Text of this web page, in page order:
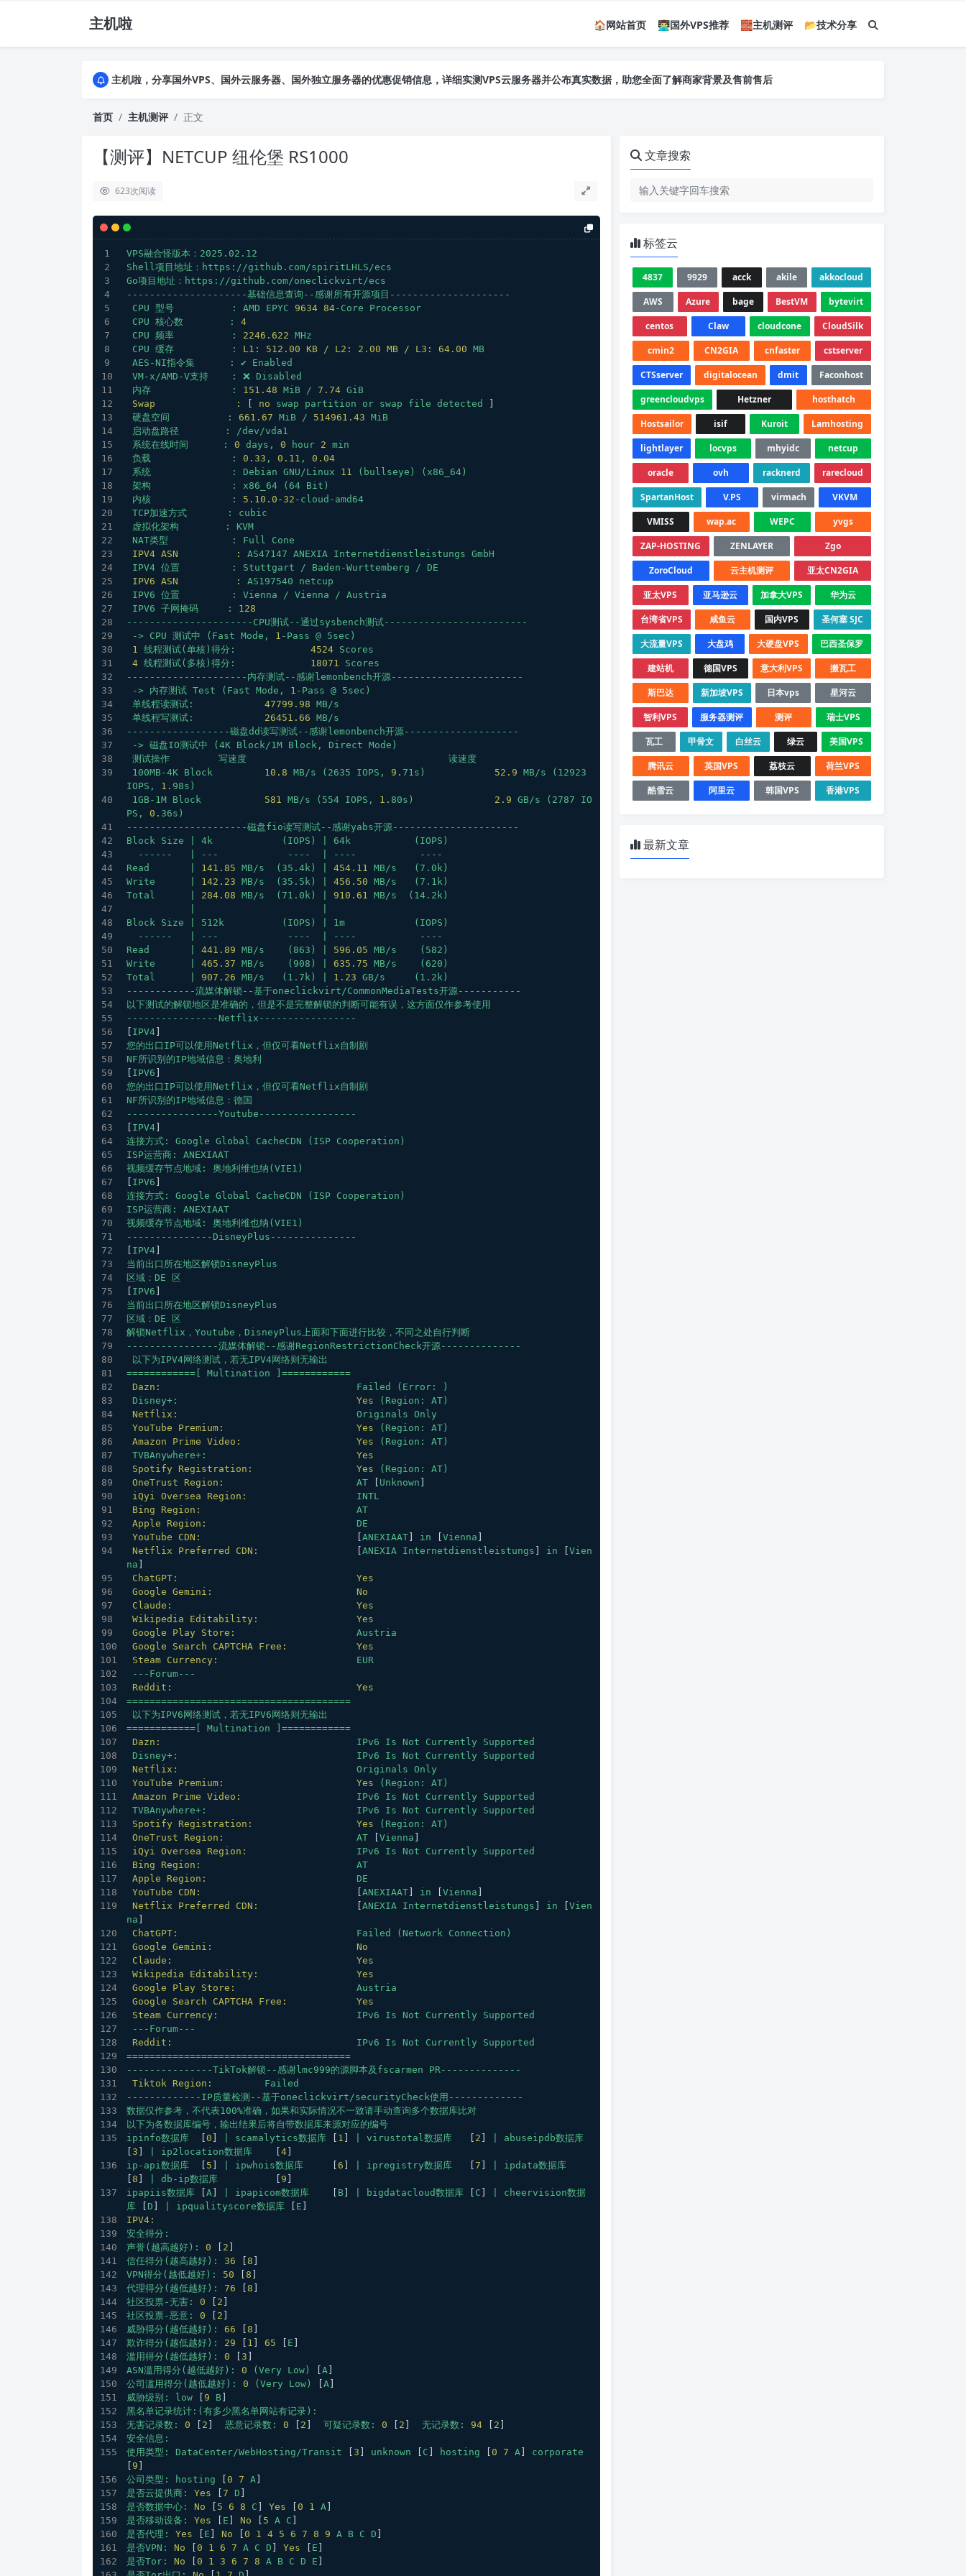
主机啦 🏠网站首页 👨‍💻国外VPS推荐 🧱主机测评
📂技术分享
主机啦，分享国外VPS、国外云服务器、国外独立服务器的优惠促销信息，详细实测VPS云服务器并公布真实数据，助您全面了解商家背景及售前售后
主机啦，分享国外VPS、国外云服务器、国外独立服务器的优惠促销信息，详细实测VPS云服务器并公布真实数据，助您全面了解商家背景及售前售后
首页 主机测评 正文
【测评】NETCUP 纽伦堡 RS1000
623次阅读
VPS融合怪版本：2025.02.12
Shell项目地址：https://github.com/spiritLHLS/ecs
Go项目地址：https://github.com/oneclickvirt/ecs
---------------------基础信息查询--感谢所有开源项目---------------------
CPU 型号 : AMD EPYC 9634 84-Core
Processor
CPU 核心数 :
4
CPU 频率 : 2246.622 MHz
CPU 缓存 : L1: 512.00 KB / L2: 2.00 MB / L3: 64.00 MB
AES-NI指令集
: ✔ Enabled
VM-x/AMD-V支持
: ❌ Disabled
内存
: 151.48 MiB / 7.74 GiB
Swap              :
no swap partition or swap file detected
硬盘空间
: 661.67 MiB / 514961.43 MiB
启动盘路径
:
/dev/vda1
系统在线时间
: 0 days, 0 hour 2 min
负载
: 0.33 , 0.11 ,
0.04
系统
: Debian GNU/Linux 11 (bullseye)
(x86_64)
架构
: x86_64 (64 Bit)
内核
: 5.10 .0 -32 -cloud-amd64
TCP加速方式
:
cubic
虚拟化架构
:
KVM
NAT类型
: Full
Cone
IPV4 ASN          :
AS47147 ANEXIA Internetdienstleistungs GmbH
IPV4 位置 : Stuttgart / Baden-Wurttemberg /
DE
IPV6 ASN          :
AS197540
netcup
IPV6 位置 : Vienna / Vienna / Austria
IPV6 子网掩码 :
128
----------------------CPU测试--通过sysbench测试-------------------------
->
CPU 测试中 (Fast Mode, 1 -Pass @ 5sec)
1 线程测试(单核)得分: 4524 Scores
4 线程测试(多核)得分: 18071
Scores
---------------------内存测试--感谢lemonbench开源-----------------------
->
内存测试 Test (Fast Mode, 1 -Pass @ 5sec)
单线程读测试:
47799.98 MB/s
单线程写测试:
26451.66 MB/s
------------------磁盘dd读写测试--感谢lemonbench开源--------------------
-> 磁盘IO测试中 (4K Block/1M Block, Direct Mode)
测试操作
写速度
读速度
100MB-4K Block 10.8 MB/s (2635 IOPS, 9. 71s) 52.9 MB/s
(12923
IOPS,
1. 98s)
1GB-1M Block 581 MB/s (554 IOPS, 1. 80s) 2.9 GB/s (2787
IO
PS,
0. 36s)
---------------------磁盘fio读写测试--感谢yabs开源----------------------
Block Size 4k (IOPS) 64k
(IOPS)
------
--- ---- ----
----
Read
141.85 MB/s (35.4k) 454.11 MB/s
(7.0k)
Write
142.23 MB/s (35.5k) 456.50 MB/s
(7.1k)
Total
284.08 MB/s (71.0k) 910.61 MB/s
(14.2k)
Block Size 512k (IOPS) 1m
(IOPS)
------
--- ---- ----
----
Read
441.89 MB/s (863) 596.05 MB/s
(582)
Write
465.37 MB/s (908) 635.75 MB/s
(620)
Total
907.26 MB/s (1.7k) 1.23 GB/s
(1.2k)
------------流媒体解锁--基于oneclickvirt/CommonMediaTests开源-----------
以下测试的解锁地区是准确的，但是不是完整解锁的判断可能有误，这方面仅作参考使用
----------------Netflix-----------------
IPV4
您的出口IP可以使用Netflix，但仅可看Netflix自制剧
NF所识别的IP地域信息：奥地利
IPV6
您的出口IP可以使用Netflix，但仅可看Netflix自制剧
NF所识别的IP地域信息：德国
----------------Youtube-----------------
IPV4
连接方式:
Google Global CacheCDN (ISP Cooperation)
ISP运营商:
ANEXIAAT
视频缓存节点地域:
奥地利维也纳(VIE1)
IPV6
连接方式:
Google Global CacheCDN (ISP Cooperation)
ISP运营商:
ANEXIAAT
视频缓存节点地域:
奥地利维也纳(VIE1)
---------------DisneyPlus---------------
IPV4
当前出口所在地区解锁DisneyPlus
区域：DE
区
IPV6
当前出口所在地区解锁DisneyPlus
区域：DE
区
解锁Netflix，Youtube，DisneyPlus上面和下面进行比较，不同之处自行判断
----------------流媒体解锁--感谢RegionRestrictionCheck开源--------------
以下为IPV4网络测试，若无IPV4网络则无输出
============[
Multination
]============
Dazn:
Failed (Error:
)
Disney+:
Yes (Region:
AT)
Netflix:
Originals Only
YouTube Premium:
Yes (Region:
AT)
Amazon Prime Video:
Yes (Region:
AT)
TVBAnywhere+:
Yes
Spotify Registration:
Yes (Region:
AT)
OneTrust Region:
AT Unknown
iQyi Oversea Region:
INTL
Bing Region:
AT
Apple Region:
DE
YouTube CDN:
ANEXIAAT in Vienna
Netflix Preferred CDN:
ANEXIA Internetdienstleistungs in
Vien
na
ChatGPT:
Yes
Google Gemini:
No
Claude:
Yes
Wikipedia Editability:
Yes
Google Play Store:
Austria
Google Search CAPTCHA Free:
Yes
Steam Currency:
EUR
---Forum---
Reddit:
Yes
=======================================
以下为IPV6网络测试，若无IPV6网络则无输出
============[
Multination
]============
Dazn:
IPv6 Is Not Currently
Supported
Disney+:
IPv6 Is Not Currently
Supported
Netflix:
Originals Only
YouTube Premium:
Yes (Region:
AT)
Amazon Prime Video:
IPv6 Is Not Currently
Supported
TVBAnywhere+:
IPv6 Is Not Currently
Supported
Spotify Registration:
Yes (Region:
AT)
OneTrust Region:
AT Vienna
iQyi Oversea Region:
IPv6 Is Not Currently
Supported
Bing Region:
AT
Apple Region:
DE
YouTube CDN:
ANEXIAAT in Vienna
Netflix Preferred CDN:
ANEXIA Internetdienstleistungs in
Vien
na
ChatGPT:
Failed (Network Connection)
Google Gemini:
No
Claude:
Yes
Wikipedia Editability:
Yes
Google Play Store:
Austria
Google Search CAPTCHA Free:
Yes
Steam Currency:
IPv6 Is Not Currently
Supported
---Forum---
Reddit:
IPv6 Is Not Currently
Supported
=======================================
---------------TikTok解锁--感谢lmc999的源脚本及fscarmen
PR--------------
Tiktok Region:
Failed
-------------IP质量检测--基于oneclickvirt/securityCheck使用-------------
数据仅作参考，不代表100%准确，如果和实际情况不一致请手动查询多个数据库比对
以下为各数据库编号，输出结果后将自带数据库来源对应的编号
ipinfo数据库
0 scamalytics数据库 1 virustotal数据库 2
abuseipdb数据库
3 ip2location数据库 4
ip-api数据库
5 ipwhois数据库 6 ipregistry数据库 7
ipdata数据库
8 db-ip数据库 9
ipapiis数据库
A ipapicom数据库 B bigdatacloud数据库 C
cheervision数据
库
D ipqualityscore数据库 E
IPV4:
安全得分:
声誉(越高越好):
0 2
信任得分(越高越好):
36 8
VPN得分(越低越好):
50 8
代理得分(越低越好):
76 8
社区投票-无害:
0 2
社区投票-恶意:
0 2
威胁得分(越低越好):
66 8
欺诈得分(越低越好):
29 1 65 E
滥用得分(越低越好):
0 3
ASN滥用得分(越低越好):
0 (Very Low) A
公司滥用得分(越低越好):
0 (Very Low) A
威胁级别:
low 9 B
黑名单记录统计:(有多少黑名单网站有记录):
无害记录数:
0 2 恶意记录数: 0 2 可疑记录数: 0 2 无记录数: 94 2
安全信息:
使用类型:
DataCenter/WebHosting/Transit 3 unknown C hosting 0 7 A
corporate
9
公司类型:
hosting 0 7 A
是否云提供商:
Yes 7 D
是否数据中心:
No 5 6 8 C Yes 0 1 A
是否移动设备:
Yes E No 5 A C
是否代理:
Yes E No 0 1 4 5 6 7 8 9 A B C D
是否VPN:
No 0 1 6 7 A C D Yes E
是否Tor:
No 0 1 3 6 7 8 A B C D E
文章搜索
标签云
4837 9929 acck akile
akkocloud
AWS
Azure bage BestVM
bytevirt
centos
Claw cloudcone
CloudSilk
cmin2
CN2GIA cnfaster
cstserver
CTSserver
digitalocean dmit
Faconhost
greencloudvps
Hetzner
hosthatch
Hostsailor
isif Kuroit
Lamhosting
lightlayer
locvps mhyidc
netcup
oracle
ovh racknerd
rarecloud
SpartanHost
V.PS virmach
VKVM
VMISS
wap.ac WEPC
yvgs
ZAP-HOSTING
ZENLAYER
Zgo
ZoroCloud
云主机测评
亚太CN2GIA
亚太VPS
亚马逊云 加拿大VPS
华为云
台湾省VPS
咸鱼云 国内VPS
圣何塞 SJC
大流量VPS
大盘鸡 大硬盘VPS
巴西圣保罗
建站机
德国VPS 意大利VPS
搬瓦工
斯巴达
新加坡VPS 日本vps
星河云
智利VPS
服务器测评 测评
瑞士VPS
瓦工
甲骨文 白丝云 绿云
美国VPS
腾讯云
英国VPS 荔枝云
荷兰VPS
酷雪云
阿里云 韩国VPS 香港VPS
最新文章